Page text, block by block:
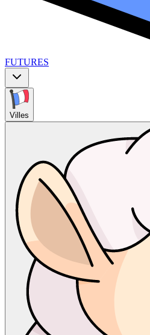
FUTURES
Villes